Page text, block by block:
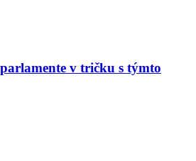
v tričku s týmto